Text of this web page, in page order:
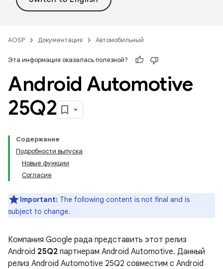
AOSP Документация Автомобильный
Эта информация оказалась полезной?
Android Automotive
25Q2
Содержание
Подробности выпуска
Новые функции
Согласие
Important: The following content is not final and is
subject to change.
Компания Google рада представить этот релиз
Android 25Q2 партнерам Android Automotive. Данный
релиз Android Automotive 25Q2 совместим с Android